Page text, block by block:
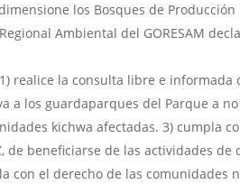
los Bosques de
Ambiental del GORESAM
1) realice la consulta libre e
a los guardaparques del Parque a
kichwa afectadas. 3) cumpla
de beneficiarse de las actividades
con el derecho de las comunidades